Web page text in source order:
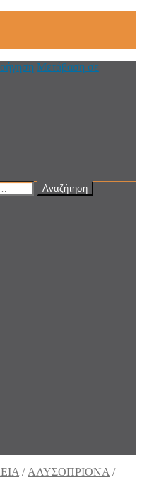
Μετάβαση σε
Αναζήτηση
/ AΛΥΣΟΠΡΙΟΝΑ /